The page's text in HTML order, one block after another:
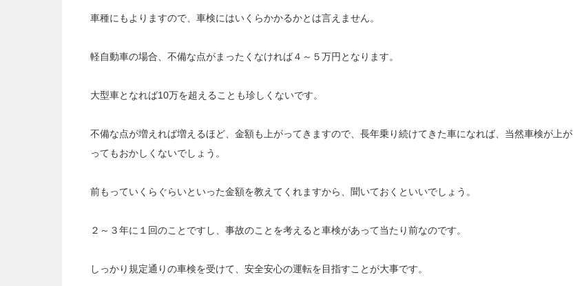
車種にもよりますので、車検にはいくらかかるかとは言えません。
軽自動車の場合、不備な点がまったくなければ４～５万円となります。
大型車となれば10万を超えることも珍しくないです。
不備な点が増えれば増えるほど、金額も上がってきますので、長年乗り続けてきた車になれば、当然車検が上が
ってもおかしくないでしょう。
前もっていくらぐらいといった金額を教えてくれますから、聞いておくといいでしょう。
２～３年に１回のことですし、事故のことを考えると車検があって当たり前なのです。
しっかり規定通りの車検を受けて、安全安心の運転を目指すことが大事です。